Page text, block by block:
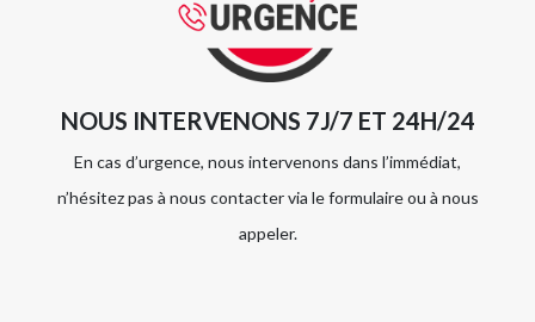
NOUS INTERVENONS 7J/7 ET 24H/24
En cas d’urgence, nous intervenons dans l’immédiat,
n’hésitez pas à nous contacter via le formulaire ou à nous
appeler.